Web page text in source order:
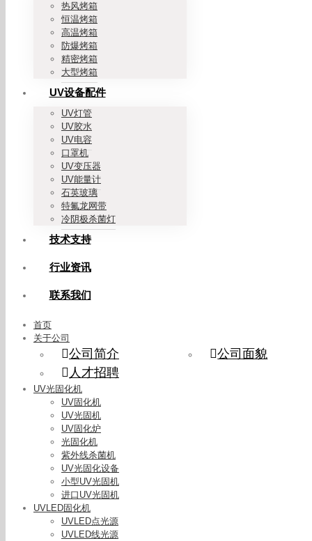
热风烤箱
恒温烤箱
高温烤箱
防爆烤箱
精密烤箱
大型烤箱
UV设备配件
UV灯管
UV胶水
UV电容
口罩机
UV变压器
UV能量计
石英玻璃
特氟龙网带
冷阴极杀菌灯
技术支持
行业资讯
联系我们
首页
关于公司
公司简介
公司面貌
人才招聘
UV光固化机
UV固化机
UV光固机
UV固化炉
光固化机
紫外线杀菌机
UV光固化设备
小型UV光固机
进口UV光固机
UVLED固化机
UVLED点光源
UVLED线光源